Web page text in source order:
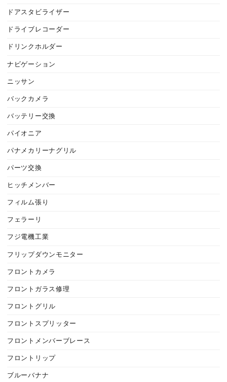
ドアスタビライザー
ドライブレコーダー
ドリンクホルダー
ナビゲーション
ニッサン
バックカメラ
バッテリー交換
パイオニア
パナメカリーナグリル
パーツ交換
ヒッチメンバー
フィルム張り
フェラーリ
フジ電機工業
フリップダウンモニター
フロントカメラ
フロントガラス修理
フロントグリル
フロントスプリッター
フロントメンバーブレース
フロントリップ
ブルーバナナ